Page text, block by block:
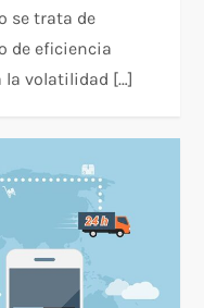
se trata de
de eficiencia
volatilidad […]